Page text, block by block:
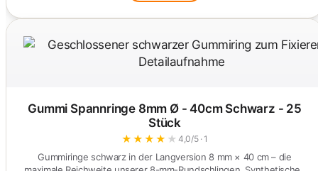
Gummi Spannringe 8mm Ø - 40cm Schwarz - 25
Stück
★ ★ ★ ★ ★4,0/5 · 1
Gummiringe schwarz in der Langversion 8 mm × 40 cm – die